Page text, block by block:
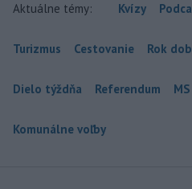
Aktuálne témy: Kvízy
Turizmus Cestovanie Rok
Dielo týždňa Referendum
Komunálne voľby